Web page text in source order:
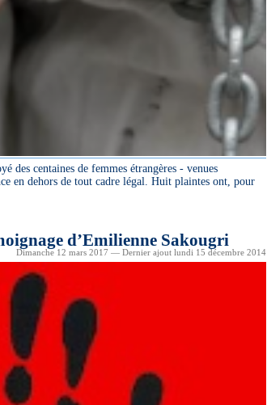
des centaines de femmes étrangères - venues
en dehors de tout cadre légal. Huit plaintes ont, pour
d’Emilienne Sakougri
Dimanche 12 mars 2017 — Dernier ajout lundi 15 décembre 2014